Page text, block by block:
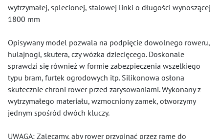
wytrzymałej, splecionej, stalowej linki o długości wynoszącej
1800 mm
Opisywany model pozwala na podpięcie dowolnego roweru,
hulajnogi, skutera, czy wózka dziecięcego. Doskonale
sprawdzi się również w formie zabezpieczenia wszelkiego
typu bram, furtek ogrodowych itp. Silikonowa osłona
skutecznie chroni rower przed zarysowaniami. Wykonany z
wytrzymałego materiału, wzmocniony zamek, otworzymy
jednym spośród dwóch kluczy.
UWAGA: Zalecamy, aby rower przypinać przez ramę do